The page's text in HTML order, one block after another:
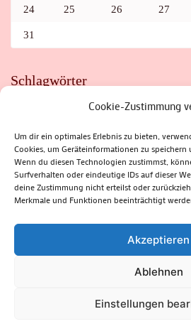
Cookie-Zustimmung
Um dir ein optimales Erlebnis zu bieten,
Cookies, um Geräteinformationen zu speichern
Wenn du diesen Technologien zustimmst,
Surfverhalten oder eindeutige IDs auf dieser
deine Zustimmung nicht erteilst oder
Merkmale und Funktionen beeinträchtigt
Akzeptieren
Ablehnen
Einstellungen
24 25 26 27
31
Schlagwörter
FAHRRAD
FLOHMARKT FOLK
HITZEFALLE AUTO
IRISH DANCE
KINDER
KIRMES KLASSIK
KRIMI
KULTUR LESUNG LOTTO
PARASITEN
PILZE
SOMMERFERIEN
SPORT SRH
STADTMARKETING
SUHLER FRÜHLING
SUHLER
THÜRINGER
ZELLA-MEHLIS
(c) Rhön-Rennsteig-Verlag 2024. Alle